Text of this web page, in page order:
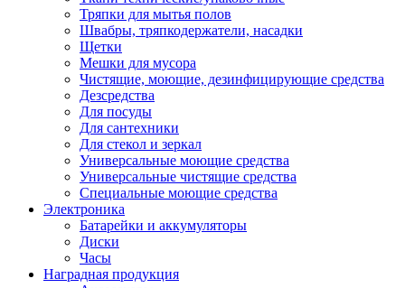
Тряпки для мытья полов
Швабры, тряпкодержатели, насадки
Щетки
Мешки для мусора
Чистящие, моющие, дезинфицирующие средства
Дезсредства
Для посуды
Для сантехники
Для стекол и зеркал
Универсальные моющие средства
Универсальные чистящие средства
Специальные моющие средства
Электроника
Батарейки и аккумуляторы
Диски
Часы
Наградная продукция